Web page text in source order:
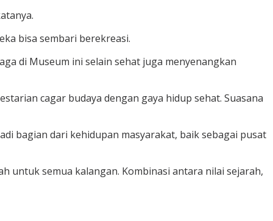
bisa sembari berekreasi.
di Museum ini selain sehat juga menyenangkan
cagar budaya dengan gaya hidup sehat. Suasana
bagian dari kehidupan masyarakat, baik sebagai pusat
untuk semua kalangan. Kombinasi antara nilai sejarah,